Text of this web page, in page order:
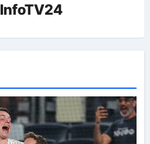
InfoTV24